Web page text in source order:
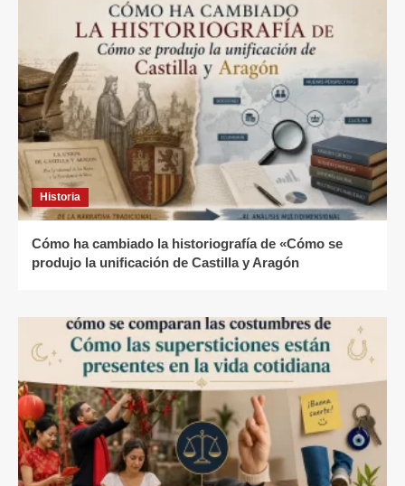
Historia
Cómo ha cambiado la historiografía de «Cómo se
produjo la unificación de Castilla y Aragón